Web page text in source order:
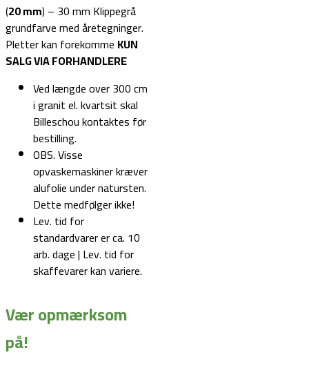
(20 mm) – 30 mm Klippegrå
grundfarve med åretegninger.
Pletter kan forekomme KUN
SALG VIA FORHANDLERE
Ved længde over 300 cm
i granit el. kvartsit skal
Billeschou kontaktes før
bestilling.
OBS. Visse
opvaskemaskiner kræver
alufolie under natursten.
Dette medfølger ikke!
Lev. tid for
standardvarer er ca. 10
arb. dage | Lev. tid for
skaffevarer kan variere.
Vær opmærksom
på!